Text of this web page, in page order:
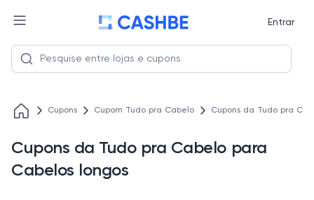
Entrar
Cupons Cupom Tudo pra Cabelo Cupons da Tudo pra
Cupons da Tudo pra Cabelo para
Cabelos longos